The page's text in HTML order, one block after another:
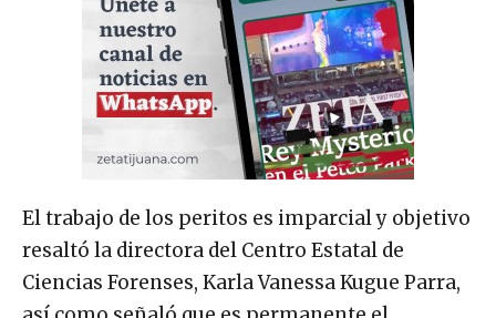
El trabajo de los peritos es imparcial y objetivo
resaltó la directora del Centro Estatal de
Ciencias Forenses, Karla Vanessa Kugue Parra,